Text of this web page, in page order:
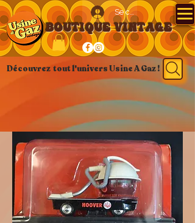
Se connecter
BOUTIQUE VINTAGE
Découvrez tout l'univers Usine A Gaz !